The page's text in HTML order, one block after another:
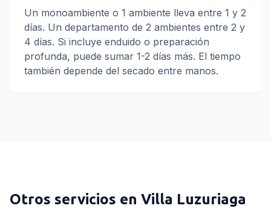
Un monoambiente o 1 ambiente lleva entre 1 y 2
días. Un departamento de 2 ambientes entre 2 y
4 días. Si incluye enduido o preparación
profunda, puede sumar 1-2 días más. El tiempo
también depende del secado entre manos.
Otros servicios en Villa Luzuriaga